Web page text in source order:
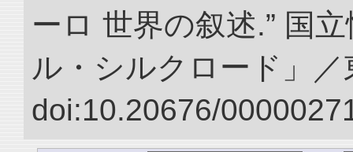
ーロ 世界の叙述.” 国
ル・シルクロード」／
doi:10.20676/